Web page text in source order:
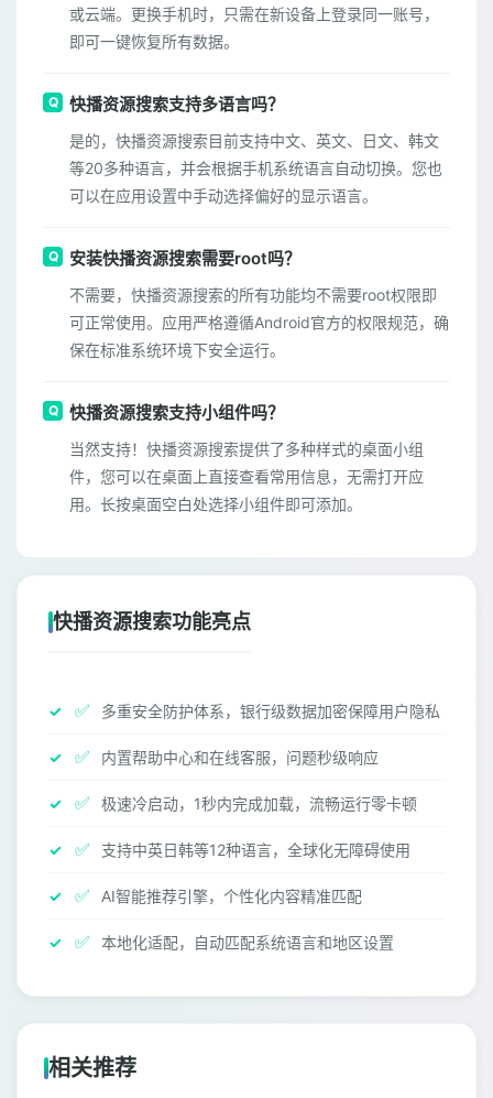
或云端。更换手机时，只需在新设备上登录同一账号，
即可一键恢复所有数据。
快播资源搜索支持多语言吗？
是的，快播资源搜索目前支持中文、英文、日文、韩文
等20多种语言，并会根据手机系统语言自动切换。您也
可以在应用设置中手动选择偏好的显示语言。
安装快播资源搜索需要root吗？
不需要，快播资源搜索的所有功能均不需要root权限即
可正常使用。应用严格遵循Android官方的权限规范，确
保在标准系统环境下安全运行。
快播资源搜索支持小组件吗？
当然支持！快播资源搜索提供了多种样式的桌面小组
件，您可以在桌面上直接查看常用信息，无需打开应
用。长按桌面空白处选择小组件即可添加。
快播资源搜索功能亮点
✅ 多重安全防护体系，银行级数据加密保障用户隐私
✅ 内置帮助中心和在线客服，问题秒级响应
✅ 极速冷启动，1秒内完成加载，流畅运行零卡顿
✅ 支持中英日韩等12种语言，全球化无障碍使用
✅ AI智能推荐引擎，个性化内容精准匹配
✅ 本地化适配，自动匹配系统语言和地区设置
相关推荐